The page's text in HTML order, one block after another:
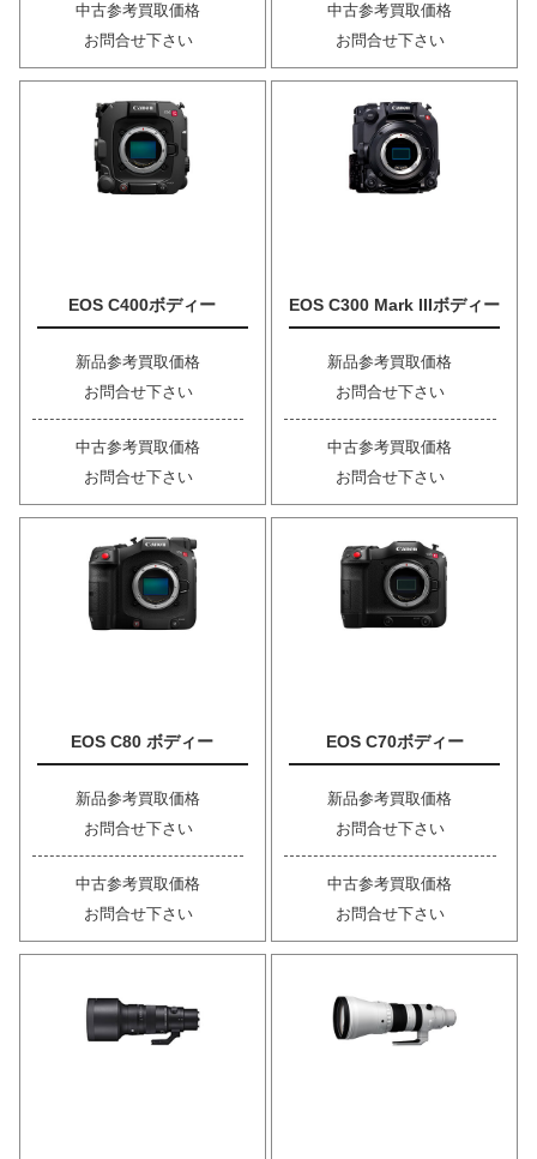
中古参考買取価格
お問合せ下さい
中古参考買取価格
お問合せ下さい
EOS C400ボディー
新品参考買取価格
お問合せ下さい
中古参考買取価格
お問合せ下さい
EOS C300 Mark IIIボディー
新品参考買取価格
お問合せ下さい
中古参考買取価格
お問合せ下さい
EOS C80 ボディー
新品参考買取価格
お問合せ下さい
中古参考買取価格
お問合せ下さい
EOS C70ボディー
新品参考買取価格
お問合せ下さい
中古参考買取価格
お問合せ下さい